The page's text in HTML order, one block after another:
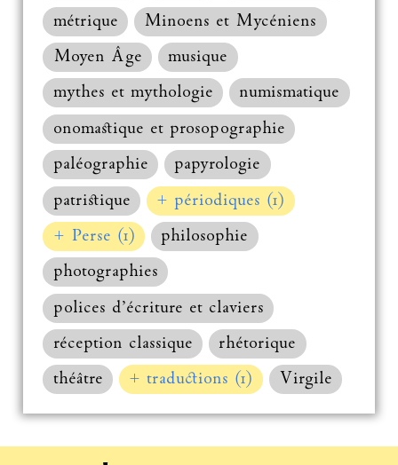
métrique
Minoens et Mycéniens
Moyen Âge
musique
mythes et mythologie
numismatique
onomastique et prosopographie
paléographie
papyrologie
patristique
+ périodiques (1)
+ Perse (1)
philosophie
photographies
polices d’écriture et claviers
réception classique
rhétorique
théâtre
+ traductions (1) Virgile